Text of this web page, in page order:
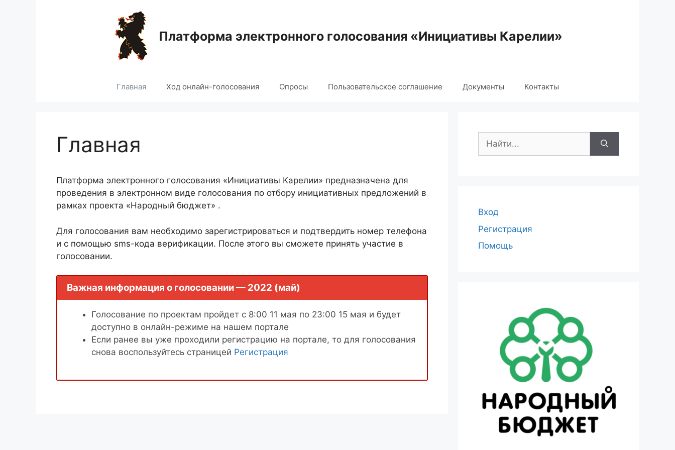
Платформа электронного голосования «Инициативы Карелии»
Главная Ход онлайн-голосования Опросы Пользовательское соглашение Документы Контакты
Главная
Платформа электронного голосования «Инициативы Карелии» предназначена для
проведения в электронном виде голосования по отбору инициативных предложений в
рамках проекта «Народный бюджет» .
Для голосования вам необходимо зарегистрироваться и подтвердить номер телефона
и с помощью sms-кода верификации. После этого вы сможете принять участие в
голосовании.
Важная информация о голосовании — 2022 (май)
Голосование по проектам пройдет с 8:00 11 мая по 23:00 15 мая и будет
доступно в онлайн-режиме на нашем портале
Если ранее вы уже проходили регистрацию на портале, то для голосования
снова воспользуйтесь страницей Регистрация
Поиск:
Вход
Регистрация
Помощь